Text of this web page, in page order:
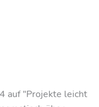
auf "Projekte leicht